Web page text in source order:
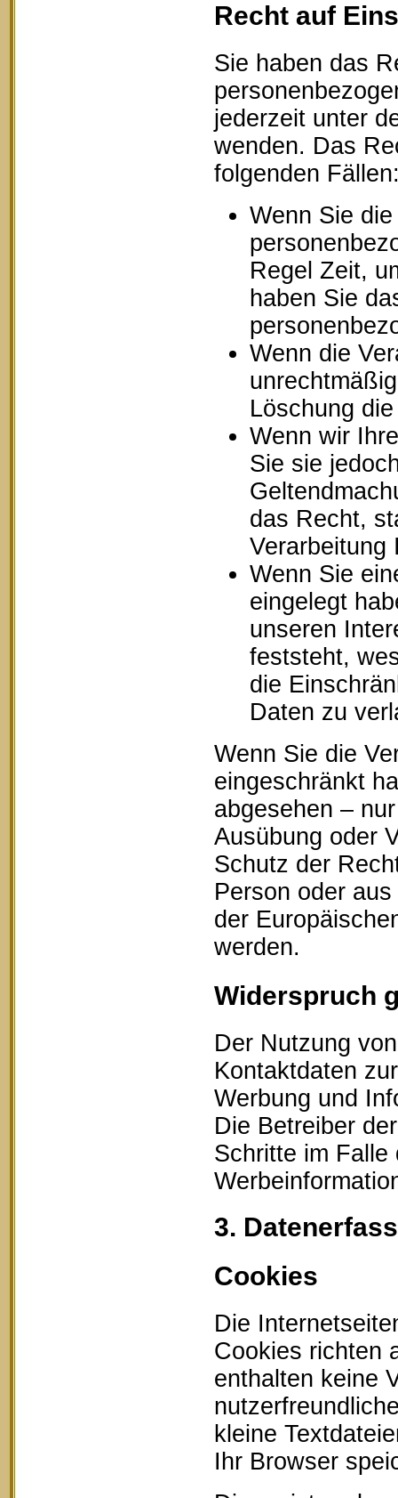
Recht auf
Sie haben das
jederzeit unter
wenden. Das
folgenden
Wenn Sie
Regel Zeit,
haben Sie
Wenn die
Löschung
Wenn wir
Sie sie
das Recht,
Verarbeitung
Wenn Sie
eingelegt
unseren
feststeht,
die
Daten zu
Wenn Sie die
eingeschränkt
abgesehen –
Ausübung oder
Schutz der
Person oder
der
werden.
Widerspruch
Der Nutzung
Kontaktdaten
Werbung und
Die Betreiber
Schritte im Falle
3.
Cookies
Die
Cookies richten
enthalten keine
kleine
Ihr Browser